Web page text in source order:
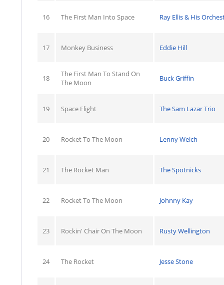
16 The First Man Into Space Ray Ellis & His
17 Monkey Business Eddie Hill
18
The First Man To Stand On
The Moon
Buck Griffin
19 Space Flight The Sam Lazar Trio
20 Rocket To The Moon Lenny Welch
21 The Rocket Man The Spotnicks
22 Rocket To The Moon Johnny Kay
23 Rockin' Chair On The Moon Rusty Wellington
24 The Rocket Jesse Stone